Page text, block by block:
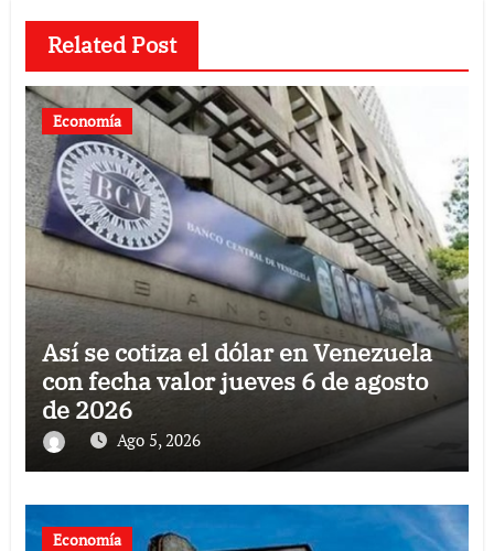
Related Post
Economía
Así se cotiza el dólar en Venezuela
con fecha valor jueves 6 de agosto
de 2026
Ago 5, 2026
Economía